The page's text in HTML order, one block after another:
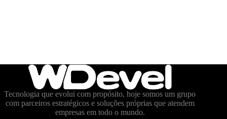
Tecnologia que evolui com propósito, hoje somos um grupo
com parceiros estratégicos e soluções próprias que atendem
empresas em todo o mundo.